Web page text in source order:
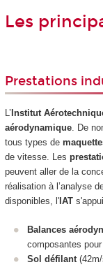
Les
Prestations
L’ Institut
aérodynamique. De
tous types de
de vitesse. Les
peuvent aller de la
réalisation à l’analyse
disponibles, l'IAT
Balances
composantes
Sol défilant